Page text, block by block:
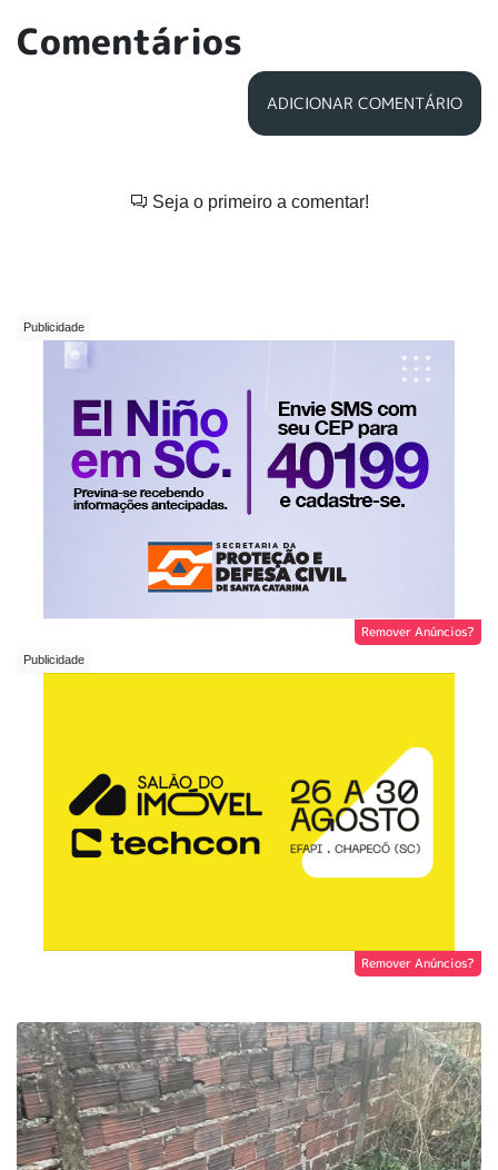
Comentários
ADICIONAR COMENTÁRIO
Seja o primeiro a comentar!
Remover Anúncios?
Remover Anúncios?